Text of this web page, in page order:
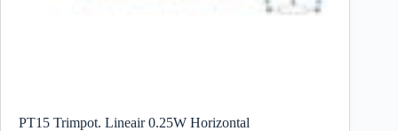
PT15 Trimpot. Lineair 0.25W Horizontal